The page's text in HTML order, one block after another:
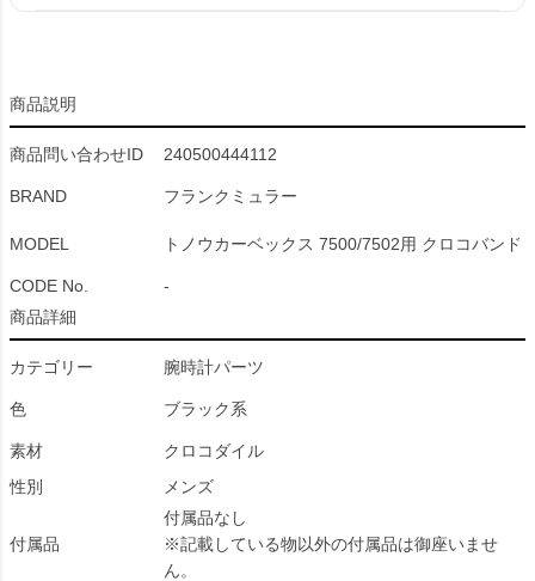
商品説明
商品問い合わせID 240500444112
BRAND フランクミュラー
MODEL トノウカーベックス 7500/7502用 クロコバンド
CODE No.
-
商品詳細
カテゴリー 腕時計パーツ
色 ブラック系
素材
クロコダイル
性別
メンズ
付属品
付属品なし
※記載している物以外の付属品は御座いませ
ん。